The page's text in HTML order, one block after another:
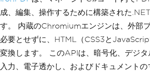
成、編集、操作するために構築された
す。 内蔵のChromiumエンジンは、外部
必要とせずに、HTML（CSS3と
変換します。 このAPIは、暗号化、デジタ
入力、電子透かし、およびドキュメント